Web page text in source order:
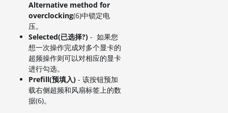
Alternative method for
overclocking(6)中锁定电
压。
Selected(已选择?) - 如果您
想一次操作完成对多个显卡的
超频操作则可以对相应的显卡
进行勾选。
Prefill(预填入) - 该按钮预加
载右侧超频和风扇标签上的数
据(6)。